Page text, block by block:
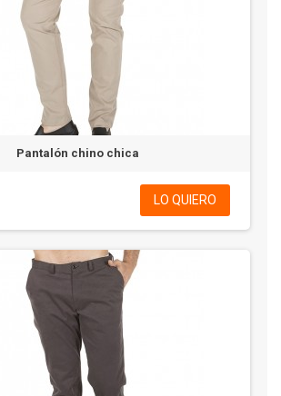
Pantalón chino chica
LO QUIERO